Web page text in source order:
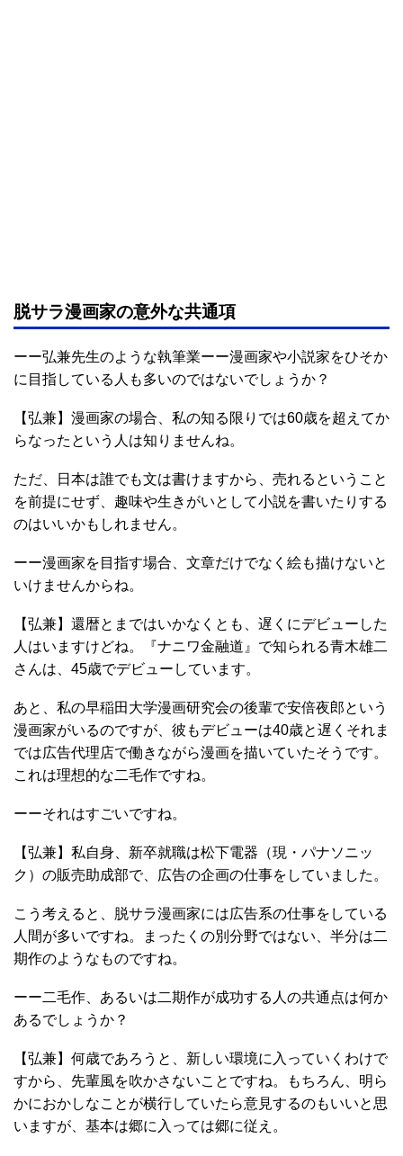
脱サラ漫画家の意外な共通項
ーー弘兼先生のような執筆業ーー漫画家や小説家をひそか
に目指している人も多いのではないでしょうか？
【弘兼】漫画家の場合、私の知る限りでは60歳を超えてか
らなったという人は知りませんね。
ただ、日本は誰でも文は書けますから、売れるということ
を前提にせず、趣味や生きがいとして小説を書いたりする
のはいいかもしれません。
ーー漫画家を目指す場合、文章だけでなく絵も描けないと
いけませんからね。
【弘兼】還暦とまではいかなくとも、遅くにデビューした
人はいますけどね。『ナニワ金融道』で知られる青木雄二
さんは、45歳でデビューしています。
あと、私の早稲田大学漫画研究会の後輩で安倍夜郎という
漫画家がいるのですが、彼もデビューは40歳と遅くそれま
では広告代理店で働きながら漫画を描いていたそうです。
これは理想的な二毛作ですね。
ーーそれはすごいですね。
【弘兼】私自身、新卒就職は松下電器（現・パナソニッ
ク）の販売助成部で、広告の企画の仕事をしていました。
こう考えると、脱サラ漫画家には広告系の仕事をしている
人間が多いですね。まったくの別分野ではない、半分は二
期作のようなものですね。
ーー二毛作、あるいは二期作が成功する人の共通点は何か
あるでしょうか？
【弘兼】何歳であろうと、新しい環境に入っていくわけで
すから、先輩風を吹かさないことですね。もちろん、明ら
かにおかしなことが横行していたら意見するのもいいと思
いますが、基本は郷に入っては郷に従え。